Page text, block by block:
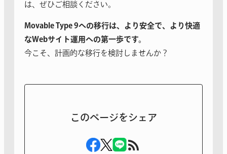
は、ぜひご相談ください。
Movable Type 9への移行は、より安全で、より快適
なWebサイト運用への第一歩です。
今こそ、計画的な移行を検討しませんか？
このページをシェア